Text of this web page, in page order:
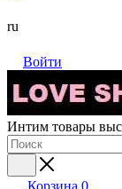
ru
Войти
Интим товары
Корзина 0